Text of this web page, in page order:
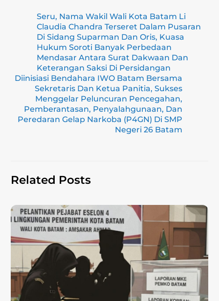
ai
e
gr
a
m
e c
e
b
o
o
k
at
s
A
p
p
p
y
Li
n
k
ar
e
Seru, Nama Wakil Wali Kota Batam Li
Claudia Chandra Terseret Dalam Pusaran
Di Sidang Suparman Dan Oris, Kuasa
Hukum Soroti Banyak Perbedaan
Mendasar Antara Surat Dakwaan Dan
Keterangan Saksi Di Persidangan
Diinisiasi Bendahara IWO Batam Bersama
Sekretaris Dan Ketua Panitia, Sukses
Menggelar Peluncuran Pencegahan,
Pemberantasan, Penyalahgunaan, Dan
Peredaran Gelap Narkoba (P4GN) Di SMP
Negeri 26 Batam
Related Posts